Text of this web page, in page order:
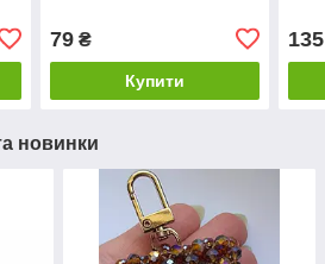
79₴
Купити
135
новинки